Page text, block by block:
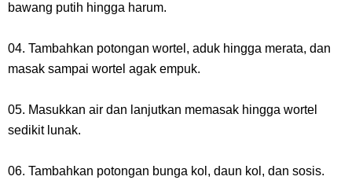
bawang putih hingga harum.
04. Tambahkan potongan wortel, aduk hingga merata, dan
masak sampai wortel agak empuk.
05. Masukkan air dan lanjutkan memasak hingga wortel
sedikit lunak.
06. Tambahkan potongan bunga kol, daun kol, dan sosis.